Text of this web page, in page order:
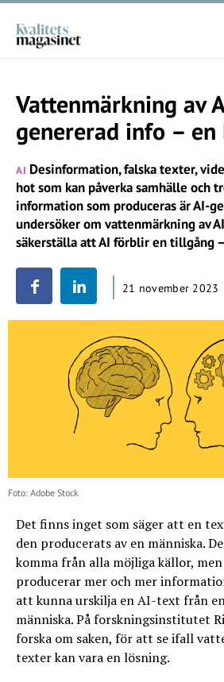
Vattenmärkning av
genererad info – en
AI Desinformation, falska texter,
hot som kan påverka samhälle och
information som produceras är AI-
undersöker om vattenmärkning av
säkerställa att AI förblir en tillgång
21 november 2023
Foto: Adobe Stock
Det finns inget som säger att en
den producerats av en människa.
komma från alla möjliga källor,
producerar mer och mer
att kunna urskilja en AI-text från
människa. På forskningsinstitutet
forska om saken, för att se ifall
texter kan vara en lösning.